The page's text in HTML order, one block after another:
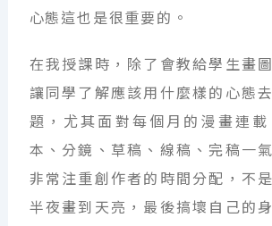
心態這也是很重要的。
在我授課時，除了會教給學生畫
讓同學了解應該用什麼樣的心態
題，尤其面對每個月的漫畫連載
本、分鏡、草稿、線稿、完稿一
非常注重創作者的時間分配，不
半夜畫到天亮，最後搞壞自己的